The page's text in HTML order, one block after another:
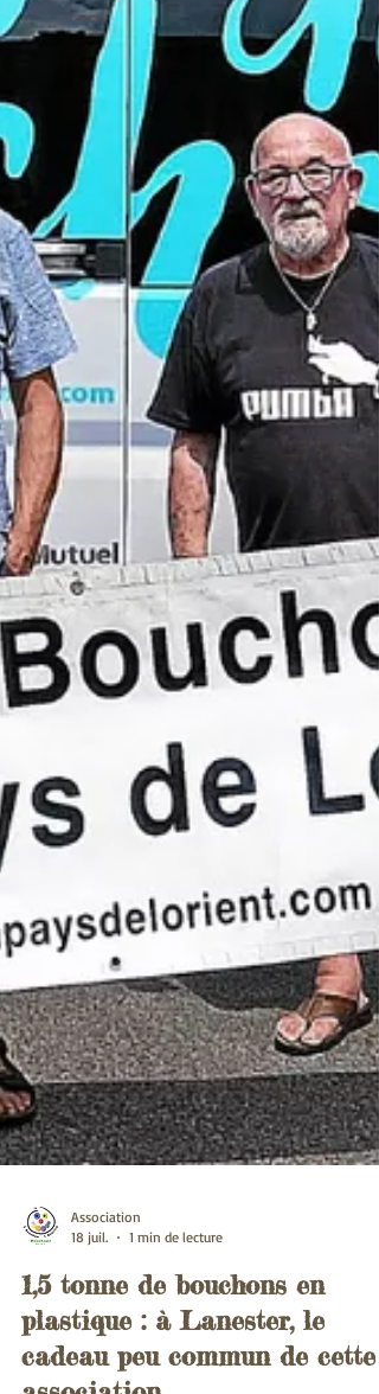
18 juil.
1 min de lecture
1,5 tonne de bouchons en
plastique : à Lanester, le